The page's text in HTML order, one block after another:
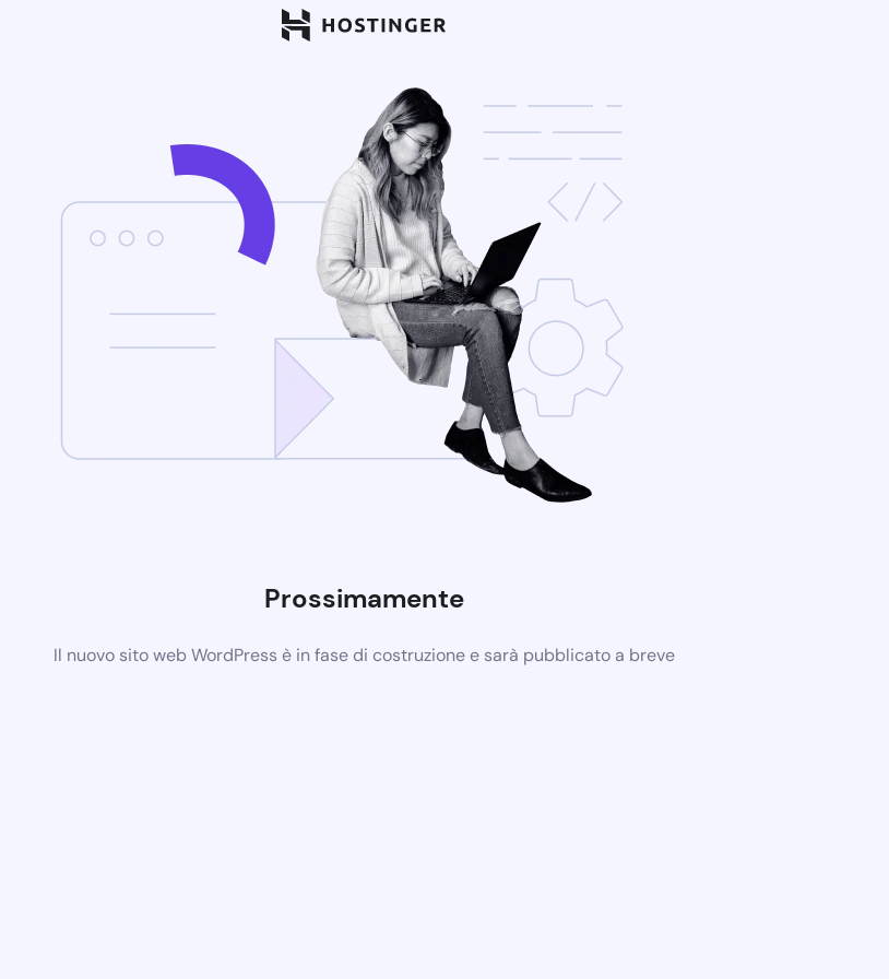
Prossimamente
Il nuovo sito web WordPress è in fase di costruzione e sarà pubblicato a breve